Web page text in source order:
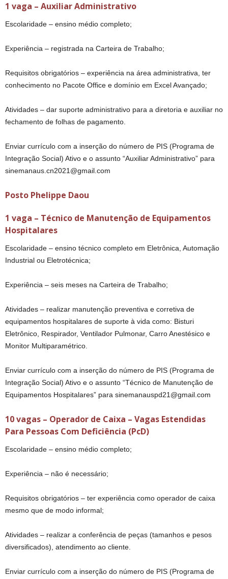
1 vaga – Auxiliar Administrativo
Escolaridade – ensino médio completo;
Experiência – registrada na Carteira de Trabalho;
Requisitos obrigatórios – experiência na área administrativa, ter
conhecimento no Pacote Office e domínio em Excel Avançado;
Atividades – dar suporte administrativo para a diretoria e auxiliar no
fechamento de folhas de pagamento.
Enviar currículo com a inserção do número de PIS (Programa de
Integração Social) Ativo e o assunto “Auxiliar Administrativo” para
sinemanaus.cn2021@gmail.com
Posto Phelippe Daou
1 vaga – Técnico de Manutenção de Equipamentos
Hospitalares
Escolaridade – ensino técnico completo em Eletrônica, Automação
Industrial ou Eletrotécnica;
Experiência – seis meses na Carteira de Trabalho;
Atividades – realizar manutenção preventiva e corretiva de
equipamentos hospitalares de suporte à vida como: Bisturi
Eletrônico, Respirador, Ventilador Pulmonar, Carro Anestésico e
Monitor Multiparamétrico.
Enviar currículo com a inserção do número de PIS (Programa de
Integração Social) Ativo e o assunto “Técnico de Manutenção de
Equipamentos Hospitalares” para sinemanauspd21@gmail.com
10 vagas – Operador de Caixa – Vagas Estendidas
Para Pessoas Com Deficiência (PcD)
Escolaridade – ensino médio completo;
Experiência – não é necessário;
Requisitos obrigatórios – ter experiência como operador de caixa
mesmo que de modo informal;
Atividades – realizar a conferência de peças (tamanhos e pesos
diversificados), atendimento ao cliente.
Enviar currículo com a inserção do número de PIS (Programa de